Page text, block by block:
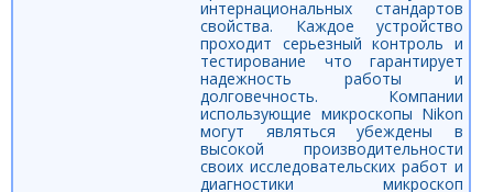
интернациональных стандартов
свойства. Каждое устройство
проходит серьезный контроль и
тестирование что гарантирует
надежность работы и
долговечность. Компании
использующие микроскопы Nikon
могут являться убеждены в
высокой производительности
своих исследовательских работ и
диагностики микроскоп